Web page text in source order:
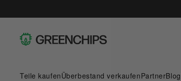
Teile kaufenÜberbestand verkaufenPartnerBlog